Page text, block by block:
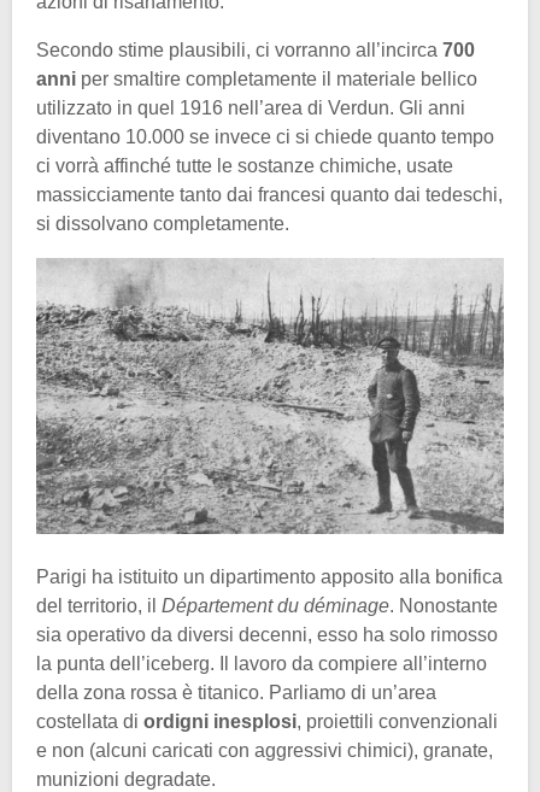
Secondo stime plausibili, ci vorranno all’incirca 700
anni per smaltire completamente il materiale bellico
utilizzato in quel 1916 nell’area di Verdun. Gli anni
diventano 10.000 se invece ci si chiede quanto tempo
ci vorrà affinché tutte le sostanze chimiche, usate
massicciamente tanto dai francesi quanto dai tedeschi,
si dissolvano completamente.
Parigi ha istituito un dipartimento apposito alla bonifica
del territorio, il Département du déminage. Nonostante
sia operativo da diversi decenni, esso ha solo rimosso
la punta dell’iceberg. Il lavoro da compiere all’interno
della zona rossa è titanico. Parliamo di un’area
costellata di ordigni inesplosi, proiettili convenzionali
e non (alcuni caricati con aggressivi chimici), granate,
munizioni degradate.